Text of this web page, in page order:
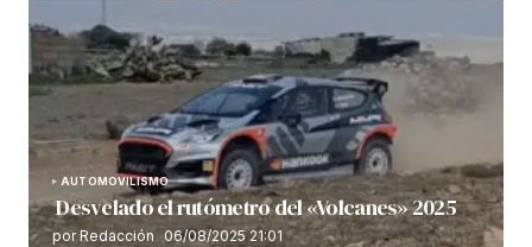
AUTOMOVILISMO
Desvelado el rutómetro del «Volcanes» 2025
por Redacción 06/08/2025 21:01